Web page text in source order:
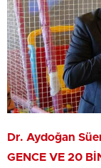
Dr. Aydoğan
GENCE VE 20